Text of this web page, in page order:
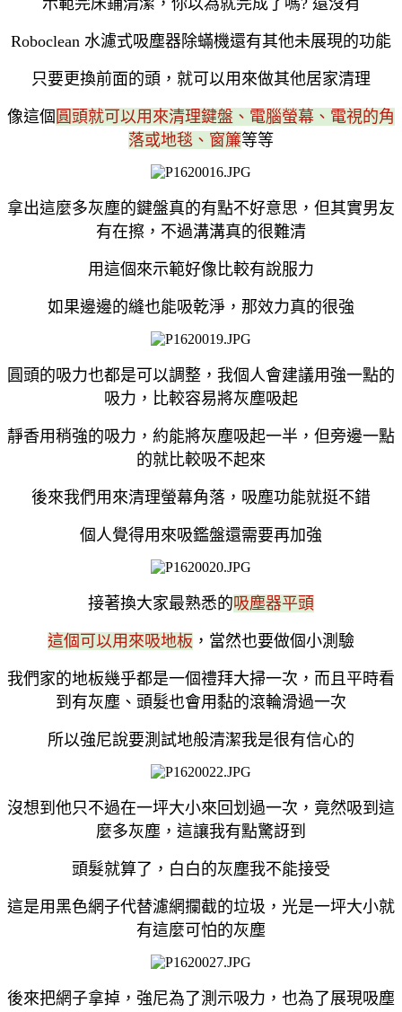
Roboclean 水濾式吸塵器除蟎機還有其他未展現的功能
只要更換前面的頭，就可以用來做其他居家清理
像這個 圓頭就可以用來清理鍵盤、電腦螢幕、電視的角
落或地毯、窗簾等等
拿出這麼多灰塵的鍵盤真的有點不好意思，但其實男友
有在擦，不過溝溝真的很難清
用這個來示範好像比較有說服力
如果邊邊的縫也能吸乾淨，那效力真的很強
圓頭的吸力也都是可以調整，我個人會建議用強一點的
吸力，比較容易將灰塵吸起
靜香用稍強的吸力，約能將灰塵吸起一半，但旁邊一點
的就比較吸不起來
後來我們用來清理螢幕角落，吸塵功能就挺不錯
個人覺得用來吸鑑盤還需要再加強
接著換大家最熟悉的吸塵器平頭
這個可以用來吸地板 ，當然也要做個小測驗
我們家的地板幾乎都是一個禮拜大掃一次，而且平時看
到有灰塵、頭髮也會用黏的滾輪滑過一次
所以強尼說要測試地般清潔我是很有信心的
沒想到他只不過在一坪大小來回划過一次，竟然吸到這
麼多灰塵，這讓我有點驚訝到
頭髮就算了，白白的灰塵我不能接受
這是用黑色網子代替濾網攔截的垃圾，光是一坪大小就
有這麼可怕的灰塵
後來把網子拿掉，強尼為了測示吸力，也為了展現吸塵